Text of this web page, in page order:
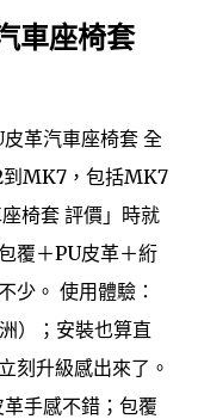
車座椅套
革汽車座椅套 全
到MK7，包括MK7
椅套 評價」時就
覆＋PU皮革＋絎
少。 使用體驗：
）；安裝也算直
刻升級感出來了。
手感不錯；包覆